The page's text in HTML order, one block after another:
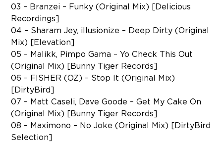
03 – Branzei – Funky (Original Mix) [Delicious
Recordings]
04 – Sharam Jey, illusionize – Deep Dirty (Original
Mix) [Elevation]
05 – Malikk, Pimpo Gama – Yo Check This Out
(Original Mix) [Bunny Tiger Records]
06 – FISHER (OZ) – Stop It (Original Mix)
[DirtyBird]
07 – Matt Caseli, Dave Goode – Get My Cake On
(Original Mix) [Bunny Tiger Records]
08 – Maximono – No Joke (Original Mix) [DirtyBird
Selection]